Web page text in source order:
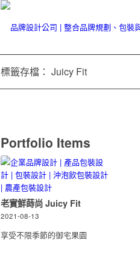
標籤存檔： Juicy Fit
Portfolio Items
老實鮮蒔尚 Juicy Fit
2021-08-13
享受不限季節的御宅果園